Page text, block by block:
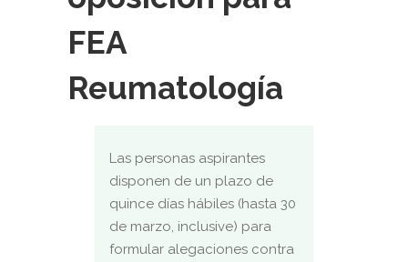
FEA
Reumatología
Las personas aspirantes
disponen de un plazo de
quince días hábiles (hasta 30
de marzo, inclusive) para
formular alegaciones contra